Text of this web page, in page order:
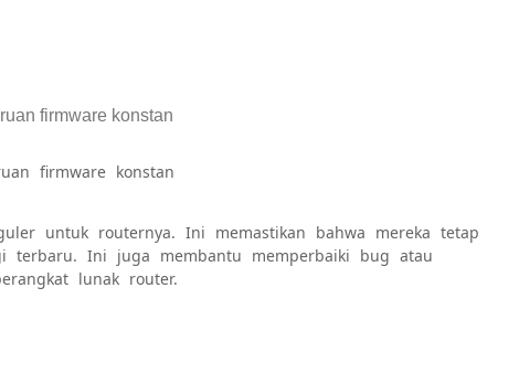
firmware konstan
untuk routernya. Ini memastikan bahwa mereka tetap
terbaru. Ini juga membantu memperbaiki bug atau
lunak router.